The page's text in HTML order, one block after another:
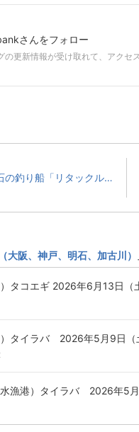
さんをフォロー
の更新情報が受け取れて、アクセ
明石の釣り船「リタックル」タイラバ 2020年6月26日
大阪、神戸、明石、加古川）
タコエギ 2026年6月13日（
タイラバ 2026年5月9日（
漁港）タイラバ 2026年5月